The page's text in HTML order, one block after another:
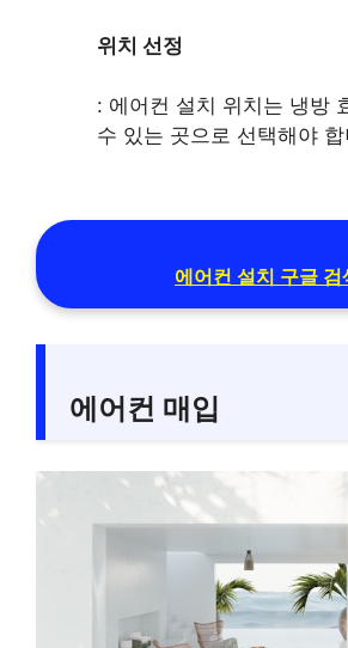
위치 선정
: 에어컨 설치 위치는 냉방
수 있는 곳으로 선택해야
에어컨 설치 구글 검
에어컨 매입